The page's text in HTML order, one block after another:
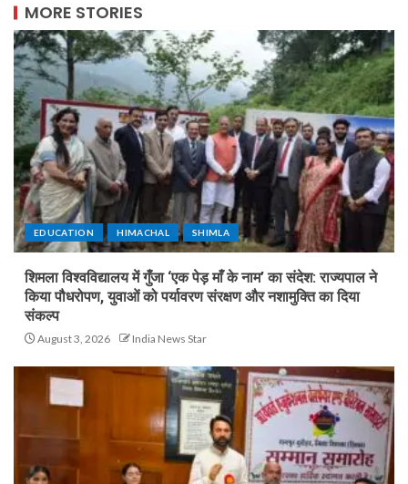
MORE STORIES
EDUCATION HIMACHAL SHIMLA
शिमला विश्वविद्यालय में गुँजा ‘एक पेड़ माँ के नाम’ का संदेश: राज्यपाल ने
किया पौधरोपण, युवाओं को पर्यावरण संरक्षण और नशामुक्ति का दिया
संकल्प
August 3, 2026 India News Star